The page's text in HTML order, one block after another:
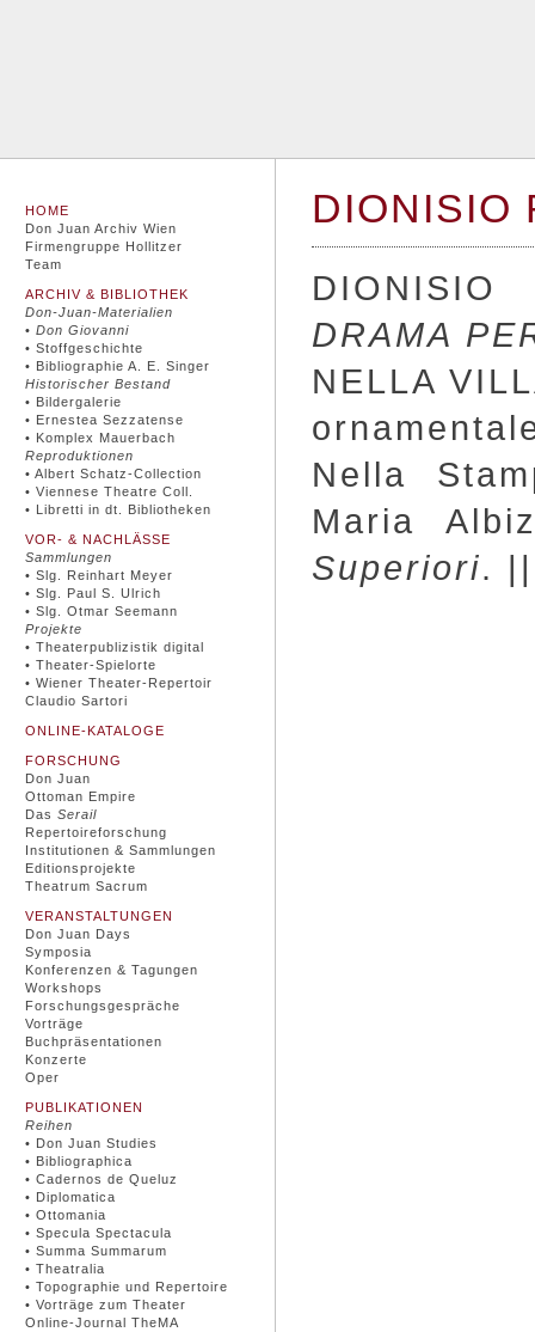
HOME
Don Juan Archiv Wien
Firmengruppe Hollitzer
Team
ARCHIV & BIBLIOTHEK
Don-Juan-Materialien
• Don Giovanni
• Stoffgeschichte
• Bibliographie A. E. Singer
Historischer Bestand
• Bildergalerie
• Ernestea Sezzatense
• Komplex Mauerbach
Reproduktionen
• Albert Schatz-Collection
• Viennese Theatre Coll.
• Libretti in dt. Bibliotheken
VOR- & NACHLÄSSE
Sammlungen
• Slg. Reinhart Meyer
• Slg. Paul S. Ulrich
• Slg. Otmar Seemann
Projekte
• Theaterpublizistik digital
• Theater-Spielorte
• Wiener Theater-Repertoir
Claudio Sartori
ONLINE-KATALOGE
FORSCHUNG
Don Juan
Ottoman Empire
Das Serail
Repertoireforschung
Institutionen & Sammlungen
Editionsprojekte
Theatrum Sacrum
VERANSTALTUNGEN
Don Juan Days
Symposia
Konferenzen & Tagungen
Workshops
Forschungsgespräche
Vorträge
Buchpräsentationen
Konzerte
Oper
PUBLIKATIONEN
Reihen
• Don Juan Studies
• Bibliographica
• Cadernos de Queluz
• Diplomatica
• Ottomania
• Specula Spectacula
• Summa Summarum
• Theatralia
• Topographie und Repertoire
• Vorträge zum Theater
Online-Journal TheMA
DIONISIO
DRAMA
NELLA
Nella
Maria
Superiori.